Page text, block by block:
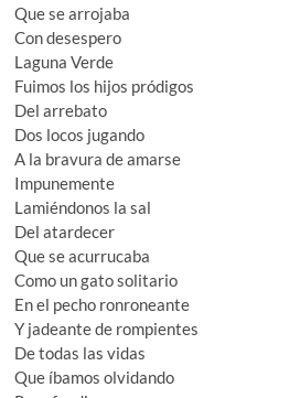
Que se arrojaba
Con desespero
Laguna Verde
Fuimos los hijos pródigos
Del arrebato
Dos locos jugando
A la bravura de amarse
Impunemente
Lamiéndonos la sal
Del atardecer
Que se acurrucaba
Como un gato solitario
En el pecho ronroneante
Y jadeante de rompientes
De todas las vidas
Que íbamos olvidando